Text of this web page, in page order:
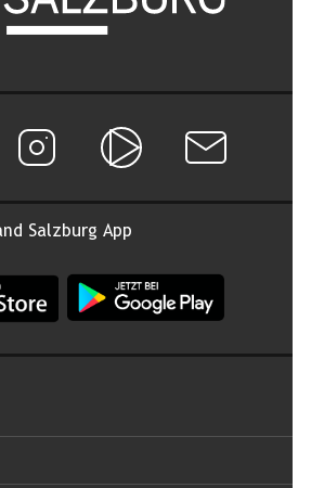
Salzburg App
im Apple App Store
App Land Salzburg im
Seite von Land Salzburg
Instagram Seite von Land Salzburg
Salzburg ONNewsletter